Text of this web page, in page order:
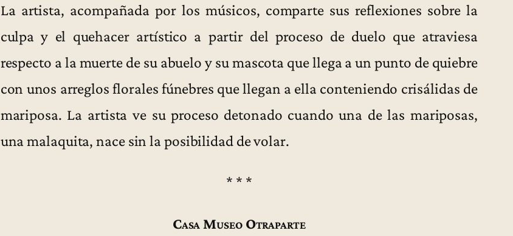
La artista, acompañada por los músicos, comparte sus reflexiones sobre la
culpa y el quehacer artístico a partir del proceso de duelo que atraviesa
respecto a la muerte de su abuelo y su mascota que llega a un punto de quiebre
con unos arreglos florales fúnebres que llegan a ella conteniendo crisálidas de
mariposa. La artista ve su proceso detonado cuando una de las mariposas,
una malaquita, nace sin la posibilidad de volar.
* * *
Casa Museo Otraparte